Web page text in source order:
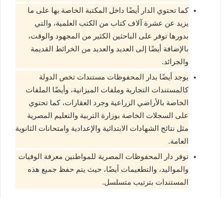
كما تحتوي الدار أيضًا داخل المكتبة الخاصة بها على ما
يزيد عن عشرة آلاف كتاب من الكتب العلمية، والتي
بدورها توفر على الباحثين الكثير من المجهود والوقت،
بالإضافة أيضًا إلى العديد والعديد من الخرائط القديمة
والجرائد.
يوجد أيضًا بدار المحفوظات مستندات تخص الدولة
كالمستندات التجارية وملفات الميزانية، وأيضًا الملفات
الخاصة بالأراضي الزراعية وجرد العقارات، كما تحتوي
على السجلات الخاصة بوزارة التربية والتعليم المصرية
مثل نتائج الشهادات الابتدائية والإعدادية وامتحانات الثانوية
العامة.
توفر دار المحفوظات المصرية للمواطنين معرفة الوفيات
والمواليد، والتطعيمات أيضًا، حيث يتم حفظ جميع هذه
المستندات بترتيب متسلسل.